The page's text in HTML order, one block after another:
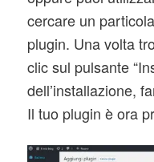
cercare un
plugin. Una volta
clic sul pulsante
dell’installazione,
Il tuo plugin è ora